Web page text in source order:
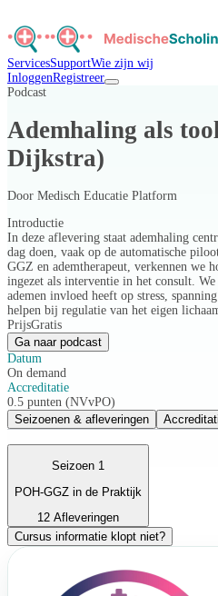
ServicesSupportWie zijn wij
InloggenRegistreer
Podcast
Ademhaling als
Dijkstra)
Door Medisch Educatie Platform
Introductie
In deze aflevering staat ademhaling
dag doen, vaak op de automatische
GGZ en ademtherapeut, verkennen we
ingezet als interventie in het consult.
ademen invloed heeft op stress,
helpen bij regulatie van het eigen
PrijsGratis
Ga naar podcast
Datum
On demand
Accreditatie
0.5 punten (NVvPO)
Seizoenen & afleveringen
Seizoen 1
POH-GGZ in de Praktijk
12 Afleveringen
Cursus informatie klopt niet?